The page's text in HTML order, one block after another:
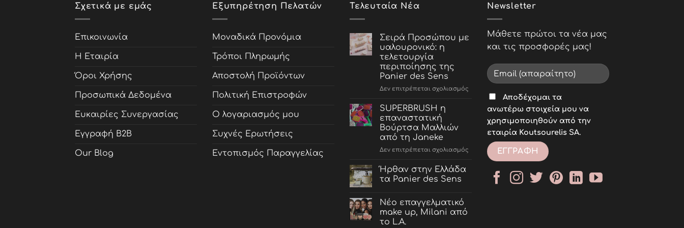
Σχετικά με εμάς
Επικοινωνία
Η Εταιρία
Όροι Χρήσης
Προσωπικά Δεδομένα
Ευκαιρίες Συνεργασίας
Εγγραφή B2B
Our Blog
Εξυπηρέτηση Πελατών
Μοναδικά Προνόμια
Τρόποι Πληρωμής
Αποστολή Προϊόντων
Πολιτική Επιστροφών
Ο λογαριασμός μου
Συχνές Ερωτήσεις
Εντοπισμός Παραγγελίας
Τελευταία Νέα
Σειρά Προσώπου με
υαλουρονικό: η
τελετουργία
περιποίησης της
Panier des Sens
Δεν επιτρέπεται σχολιασμός
υαλουρονικό:
τελετουργία
περιποίησης
SUPERBRUSH η
επαναστατική
Βούρτσα Μαλλιών
από τη Janeke
Δεν επιτρέπεται σχολιασμός
SUPERBRUSH
επαναστατική
Βούρτσα
Ήρθαν στην Ελλάδα
τα Panier des Sens
Nέο επαγγελματικό
make up, Milani από
το L.A.
Newsletter
Μάθετε πρώτοι τα νέα μας
και τις προσφορές μας!
Αποδέχομαι τα
ανωτέρω στοιχεία μου να
χρησιμοποιηθούν από την
εταιρία Koutsourelis SA.